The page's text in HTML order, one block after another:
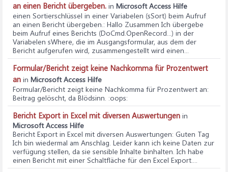
an einen Bericht übergeben. in Microsoft Access Hilfe
einen Sortierschlüssel in einer Variabelen (sSort) beim Aufruf
an einen Bericht übergeben.: Hallo Zusammen Ich übergebe
beim Aufruf eines Berichts (DoCmd.OpenRecord...) in der
Variabelen sWhere, die im Ausgangsformular, aus dem der
Bericht aufgerufen wird, zusammengestellt wird einen...
Formular/Bericht zeigt keine Nachkomma für Prozentwert
an in Microsoft Access Hilfe
Formular/Bericht zeigt keine Nachkomma für Prozentwert an:
Beitrag gelöscht, da Blödsinn. :oops:
Bericht Export in Excel mit diversen Auswertungen in
Microsoft Access Hilfe
Bericht Export in Excel mit diversen Auswertungen: Guten Tag
Ich bin wiedermal am Anschlag. Leider kann ich keine Daten zur
verfügung stellen, da sie sensible Inhalte binhalten. Ich habe
einen Bericht mit einer Schaltfläche für den Excel Export....